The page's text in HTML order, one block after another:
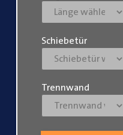
Schiebetür
Trennwand